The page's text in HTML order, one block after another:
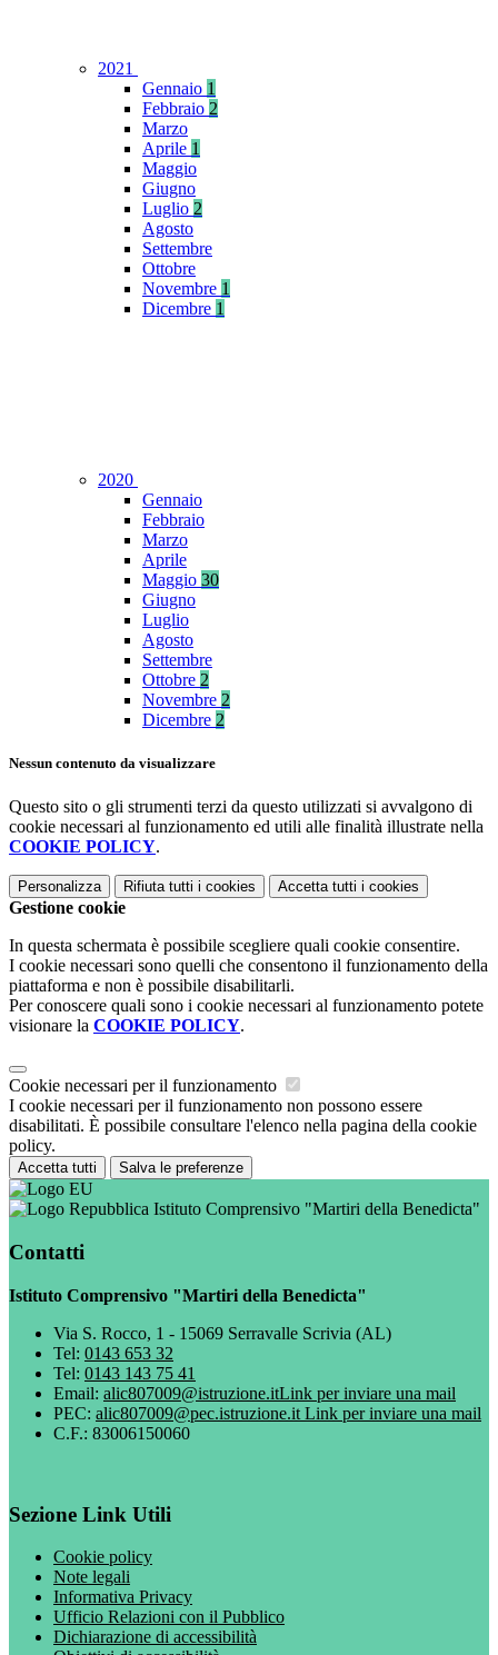
2021
Gennaio 1
Febbraio 2
Marzo
Aprile 1
Maggio
Giugno
Luglio 2
Agosto
Settembre
Ottobre
Novembre 1
Dicembre 1
2020
Gennaio
Febbraio
Marzo
Aprile
Maggio 30
Giugno
Luglio
Agosto
Settembre
Ottobre 2
Novembre 2
Dicembre 2
Nessun contenuto da visualizzare
Questo sito o gli strumenti terzi da questo utilizzati si avvalgono di
cookie necessari al funzionamento ed utili alle finalità illustrate nella
COOKIE POLICY.
Personalizza Rifiuta tutti i cookies Accetta tutti i cookies
Gestione cookie
In questa schermata è possibile scegliere quali cookie consentire.
I cookie necessari sono quelli che consentono il funzionamento della
piattaforma e non è possibile disabilitarli.
Per conoscere quali sono i cookie necessari al funzionamento potete
visionare la COOKIE POLICY.
Cookie necessari per il funzionamento
I cookie necessari per il funzionamento non possono essere
disabilitati. È possibile consultare l'elenco nella pagina della cookie
policy.
Accetta tutti Salva le preferenze
Istituto Comprensivo "Martiri della Benedicta"
Contatti
Istituto Comprensivo "Martiri della Benedicta"
Via S. Rocco, 1 - 15069 Serravalle Scrivia (AL)
Tel: 0143 653 32
Tel: 0143 143 75 41
Email: alic807009@istruzione.itLink per inviare una mail
PEC: alic807009@pec.istruzione.it Link per inviare una mail
C.F.: 83006150060
Sezione Link Utili
Cookie policy
Note legali
Informativa Privacy
Ufficio Relazioni con il Pubblico
Dichiarazione di accessibilità